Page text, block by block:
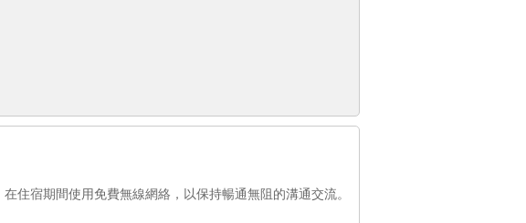
宿期間使用免費無線網絡，以保持暢通無阻的溝通交流。